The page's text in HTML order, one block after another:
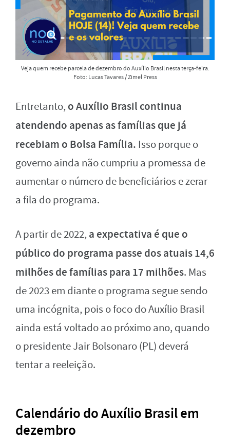
Veja quem recebe parcela de dezembro do Auxílio Brasil nesta terça-feira.
Foto: Lucas Tavares / Zimel Press
Entretanto, o Auxílio Brasil continua
atendendo apenas as famílias que já
recebiam o Bolsa Família. Isso porque o
governo ainda não cumpriu a promessa de
aumentar o número de beneficiários e zerar
a fila do programa.
A partir de 2022, a expectativa é que o
público do programa passe dos atuais 14,6
milhões de famílias para 17 milhões. Mas
de 2023 em diante o programa segue sendo
uma incógnita, pois o foco do Auxílio Brasil
ainda está voltado ao próximo ano, quando
o presidente Jair Bolsonaro (PL) deverá
tentar a reeleição.
Calendário do Auxílio Brasil em
dezembro